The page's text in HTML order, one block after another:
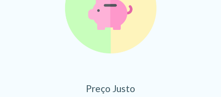
Preço Justo